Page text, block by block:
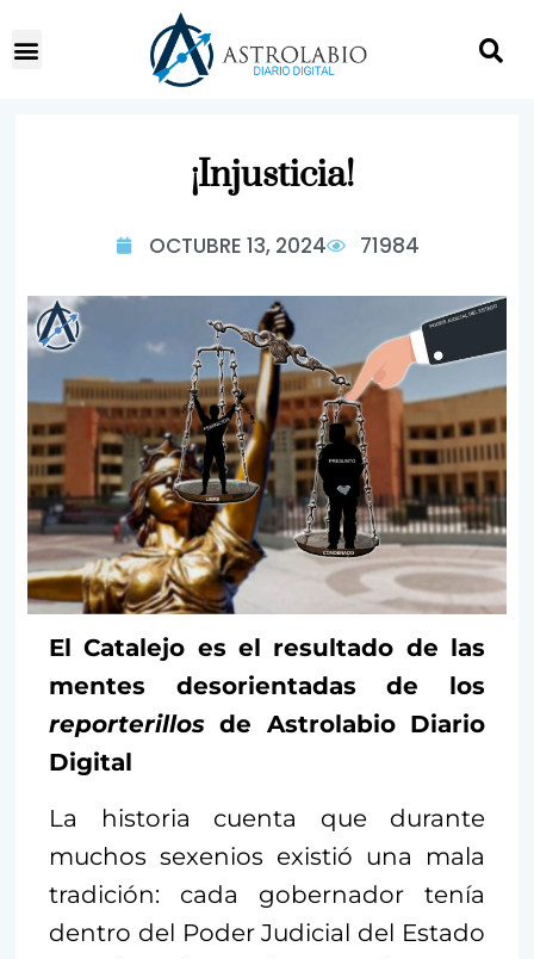
¡Injusticia!
OCTUBRE 13, 2024 71984
El Catalejo es el resultado de las
mentes desorientadas de los
reporterillos de Astrolabio Diario
Digital
La historia cuenta que durante
muchos sexenios existió una mala
tradición: cada gobernador tenía
dentro del Poder Judicial del Estado